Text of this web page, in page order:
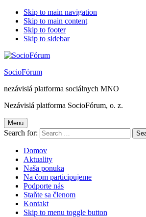
Skip to main navigation
Skip to main content
Skip to footer
Skip to sidebar
SocioFórum
nezávislá platforma sociálnych MNO
Nezávislá platforma SocioFórum, o. z.
Menu
Search for:
Domov
Aktuality
Naša ponuka
Na čom participujeme
Podporte nás
Staňte sa členom
Kontakt
Skip to menu toggle button